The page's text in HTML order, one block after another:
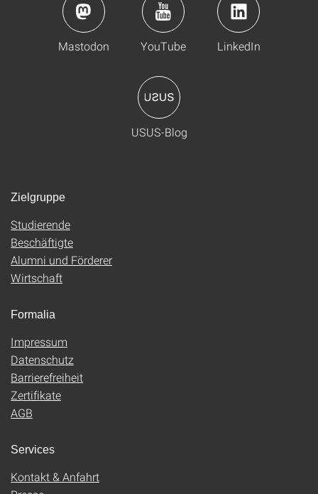
Mastodon YouTube LinkedIn
USUS-Blog
Zielgruppe
Studierende
Beschäftigte
Alumni und Förderer
Wirtschaft
Formalia
Impressum
Datenschutz
Barrierefreiheit
Zertifikate
AGB
Services
Kontakt & Anfahrt